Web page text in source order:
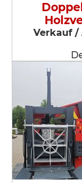
Verkauf /